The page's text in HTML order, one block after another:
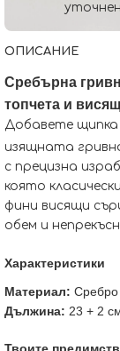
ОПИСАНИЕ
Сребърна
топчета и
Добавете щипка
изящната
с прецизна
която
фини висящи
обем и
Характеристики
Материал: Сребро
Дължина: 23 + 2